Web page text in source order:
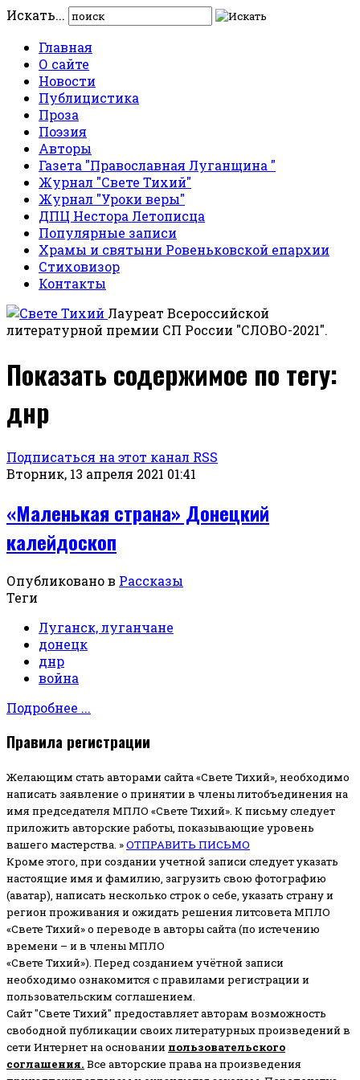
Искать...
Главная
О сайте
Новости
Публицистика
Проза
Поэзия
Авторы
Газета "Православная Луганщина "
Журнал "Свете Тихий"
Журнал "Уроки веры"
ДПЦ Нестора Летописца
Популярные записи
Храмы и святыни Ровеньковской епархии
Стиховизор
Контакты
Лауреат Всероссийской
литературной премии СП России "СЛОВО-2021".
Показать содержимое по тегу:
днр
Подписаться на этот канал RSS
Вторник, 13 апреля 2021 01:41
«Маленькая страна» Донецкий
калейдоскоп
Опубликовано в Рассказы
Теги
Луганск, луганчане
донецк
днр
война
Подробнее ...
Правила регистрации
Желающим стать авторами сайта «Свете Тихий», необходимо
написать заявление о принятии в члены литобъединения на
имя председателя МПЛО «Свете Тихий». К письму следует
приложить авторские работы, показывающие уровень
вашего мастерства. »ОТПРАВИТЬ ПИСЬМО
Кроме этого, при создании учетной записи следует указать
настоящие имя и фамилию, загрузить свою фотографию
(аватар), написать несколько строк о себе, указать страну и
регион проживания и ожидать решения литсовета МПЛО
«Свете Тихий» о переводе в авторы сайта (по истечению
времени – и в члены МПЛО
«Свете Тихий»). Перед созданием учётной записи
необходимо ознакомится с правилами регистрации и
пользовательским соглашением.
Сайт "Свете Тихий" предоставляет авторам возможность
свободной публикации своих литературных произведений в
сети Интернет на основании пользовательского
соглашения. Все авторские права на произведения